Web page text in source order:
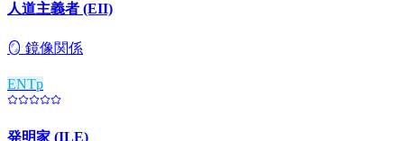
人道主義者 (EII)
🪞 鏡像関係
ENTp
発明家 (ILE)